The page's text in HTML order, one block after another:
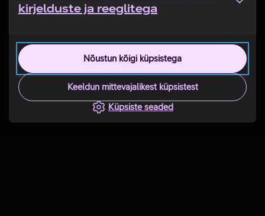
kirjelduste ja reeglitega
Nõustun kõigi küpsistega
Keeldun mittevajalikest küpsistest
Küpsiste seaded